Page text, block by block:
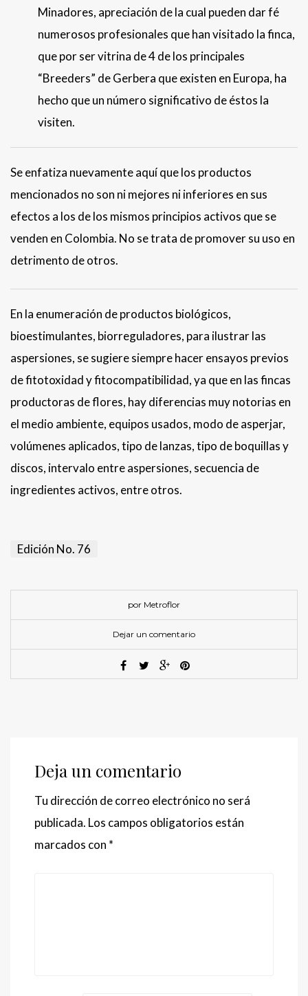
Minadores, apreciación de la cual pueden dar fé
numerosos profesionales que han visitado la finca,
que por ser vitrina de 4 de los principales
“Breeders” de Gerbera que existen en Europa, ha
hecho que un número significativo de éstos la
visiten.
Se enfatiza nuevamente aquí que los productos
mencionados no son ni mejores ni inferiores en sus
efectos a los de los mismos principios activos que se
venden en Colombia. No se trata de promover su uso en
detrimento de otros.
En la enumeración de productos biológicos,
bioestimulantes, biorreguladores, para ilustrar las
aspersiones, se sugiere siempre hacer ensayos previos
de fitotoxidad y fitocompatibilidad, ya que en las fincas
productoras de flores, hay diferencias muy notorias en
el medio ambiente, equipos usados, modo de asperjar,
volúmenes aplicados, tipo de lanzas, tipo de boquillas y
discos, intervalo entre aspersiones, secuencia de
ingredientes activos, entre otros.
Edición No. 76
por Metroflor
Dejar un comentario
Deja un comentario
Tu dirección de correo electrónico no será
publicada. Los campos obligatorios están
marcados con *